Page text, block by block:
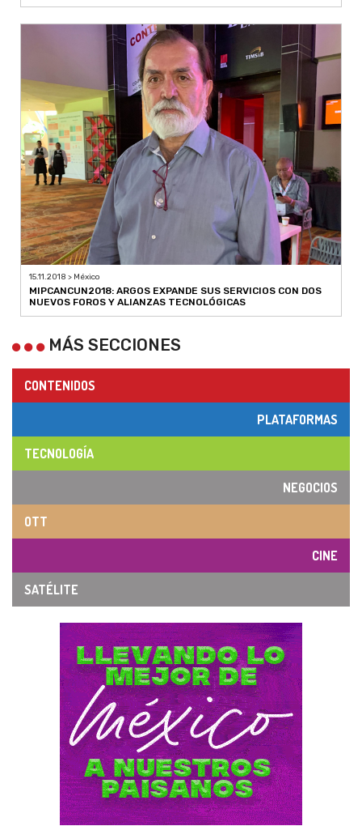
15.11.2018 > México
MIPCANCUN2018: ARGOS EXPANDE SUS SERVICIOS CON DOS
NUEVOS FOROS Y ALIANZAS TECNOLÓGICAS
MÁS SECCIONES
CONTENIDOS
PLATAFORMAS
TECNOLOGÍA
NEGOCIOS
OTT
CINE
SATÉLITE